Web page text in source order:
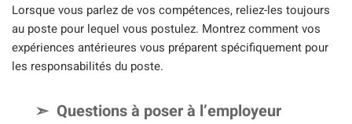
Lorsque vous parlez de vos compétences, reliez-les toujours
au poste pour lequel vous postulez. Montrez comment vos
expériences antérieures vous préparent spécifiquement pour
les responsabilités du poste.
Questions à poser à l’employeur